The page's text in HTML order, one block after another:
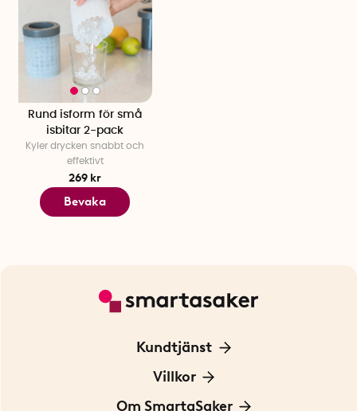
Rund isform för små
isbitar 2-pack
Kyler drycken snabbt och
effektivt
269 kr
Bevaka
Kundtjänst
Kontakta oss
För Företag
Villkor
Frakt och leverans
Om SmartaSaker